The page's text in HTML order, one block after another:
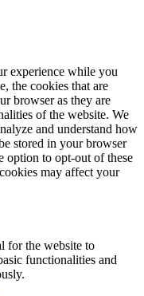
experience while you
the cookies that are
browser as they are
of the website. We
and understand how
stored in your browser
option to opt-out of these
may affect your
for the website to
functionalities and